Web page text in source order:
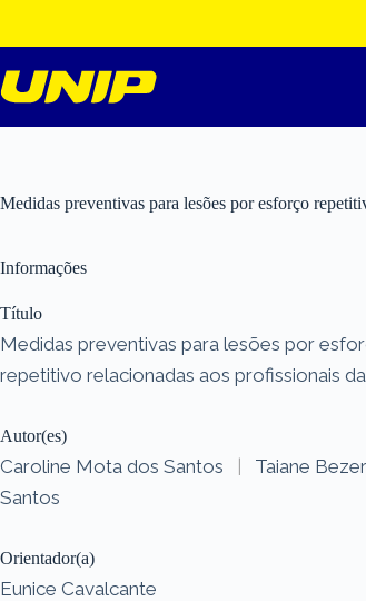
o
conteúdo
Medidas preventivas para lesões por esforço
Informações
Título
Medidas preventivas para lesões por
repetitivo relacionadas aos profissionais
Autor(es)
Caroline Mota dos Santos |
Taiane
Santos
Orientador(a)
Eunice Cavalcante